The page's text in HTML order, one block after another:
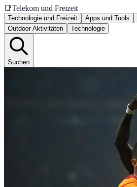
📑Telekom und Freizeit
Technologie und Freizeit Apps und Tools
Outdoor-Aktivitäten
Technologie
Suchen